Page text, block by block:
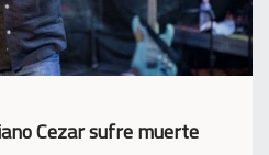
Cezar sufre muerte